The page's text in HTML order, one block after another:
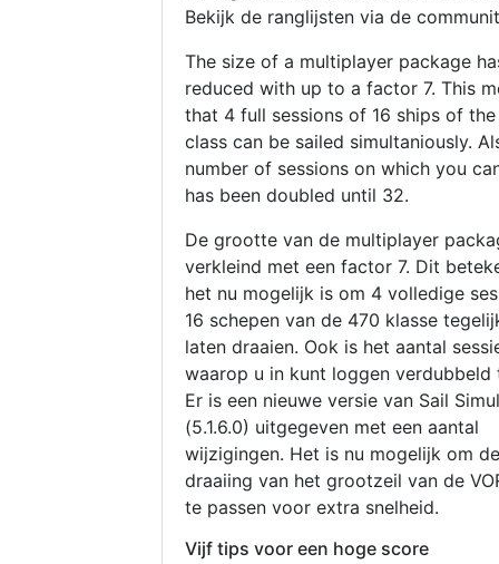
Bekijk de ranglijsten via de
The size of a multiplayer package
reduced with up to a factor 7. This
that 4 full sessions of 16 ships of
class can be sailed simultaniously.
number of sessions on which you
has been doubled until 32.
De grootte van de multiplayer
verkleind met een factor 7. Dit
het nu mogelijk is om 4 volledige
16 schepen van de 470 klasse
laten draaien. Ook is het aantal
waarop u in kunt loggen verdubbeld
Er is een nieuwe versie van Sail
(5.1.6.0) uitgegeven met een aantal
wijzigingen. Het is nu mogelijk om de
draaiing van het grootzeil van de
te passen voor extra snelheid.
Vijf tips voor een hoge score